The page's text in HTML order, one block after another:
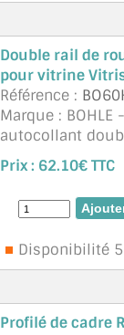
Double rail de
pour vitrine
Référence :
Marque : BOHLE
autocollant
2x2,5m pour
option nous
Prix : 62.10€ TTC
Disponibilité
Profilé de cadre